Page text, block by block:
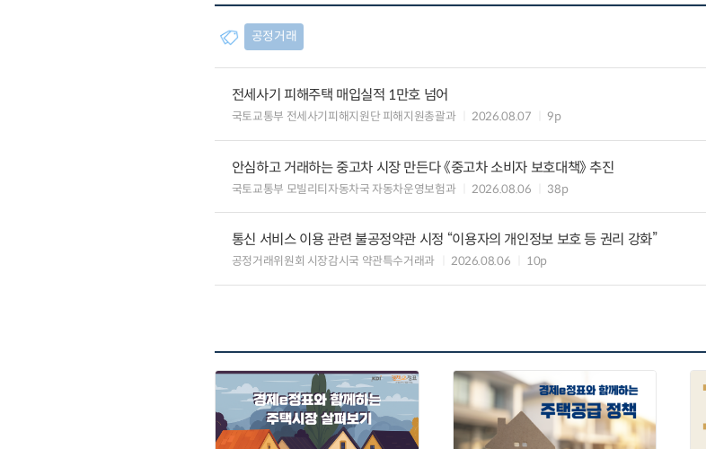
공정거래
전세사기 피해주택 매입실적 1만호 넘어
국토교통부 전세사기피해지원단 피해지원총괄과 2026.08.07 9p
안심하고 거래하는 중고차 시장 만든다 《중고차 소비자 보호대책》 추진
국토교통부 모빌리티자동차국 자동차운영보험과 2026.08.06 38p
통신 서비스 이용 관련 불공정약관 시정 “이용자의 개인정보 보호 등 권리 강화”
공정거래위원회 시장감시국 약관특수거래과 2026.08.06 10p